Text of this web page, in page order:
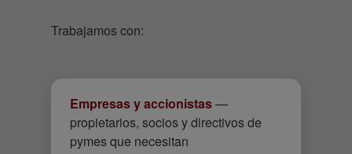
Trabajamos con:
Empresas y accionistas—
propietarios, socios y directivos de
pymes que necesitan